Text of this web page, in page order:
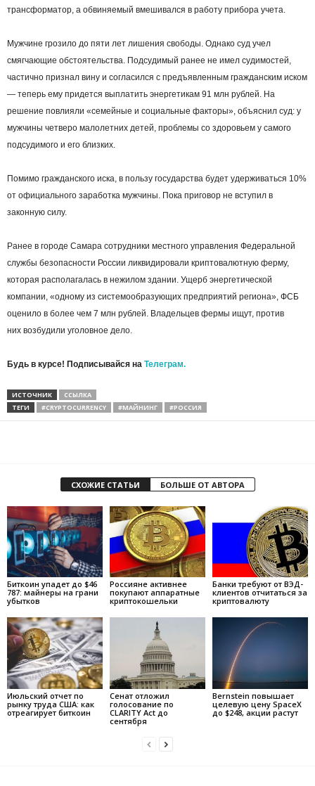
трансформатор, а обвиняемый вмешивался в работу прибора учета.
Мужчине грозило до пяти лет лишения свободы. Однако суд учел
смягчающие обстоятельства. Подсудимый ранее не имел судимостей,
частично признал вину и согласился с предъявленным гражданским иском
— теперь ему придется выплатить энергетикам 91 млн рублей. На
решение повлияли «семейные и социальные факторы», объяснил суд: у
мужчины четверо малолетних детей, проблемы со здоровьем у самого
подсудимого и его близких.
Помимо гражданского иска, в пользу государства будет удерживаться 10%
от официального заработка мужчины. Пока приговор не вступил в
законную силу.
Ранее в городе Самара сотрудники местного управления Федеральной
службы безопасности России ликвидировали криптовалютную ферму,
которая располагалась в нежилом здании. Ущерб энергетической
компании, «одному из системообразующих предприятий региона», ФСБ
оценило в более чем 7 млн рублей. Владельцев фермы ищут, против
них возбудили уголовное дело.
Будь в курсе! Подписывайся на Телеграм.
ИСТОЧНИК
ССЫЛКА
ТЕГИ
#CRYPTOCURRENCY #МАЙНИНГ #РОССИЯ
СХОЖИЕ СТАТЬИ БОЛЬШЕ ОТ АВТОРА
Биткоин упадет до $46
787: майнеры на грани
убытков
Россияне активнее
покупают аппаратные
криптокошельки
Банки требуют от ВЭД-
клиентов отчитаться за
криптовалюту
Июльский отчет по
рынку труда США: как
отреагирует биткоин
Сенат отложил
голосование по
CLARITY Act до
сентября
Bernstein повышает
целевую цену SpaceX
до $248, акции растут